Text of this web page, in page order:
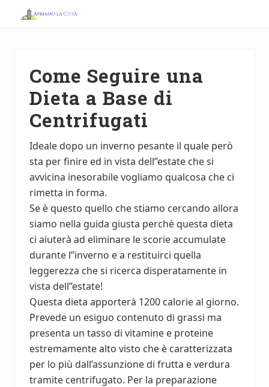
Come Seguire una
Dieta a Base di
Centrifugati
Ideale dopo un inverno pesante il quale però
sta per finire ed in vista dell”estate che si
avvicina inesorabile vogliamo qualcosa che ci
rimetta in forma.
Se è questo quello che stiamo cercando allora
siamo nella guida giusta perchè questa dieta
ci aiuterà ad eliminare le scorie accumulate
durante l”inverno e a restituirci quella
leggerezza che si ricerca disperatamente in
vista dell”estate!
Questa dieta apporterà 1200 calorie al giorno.
Prevede un esiguo contenuto di grassi ma
presenta un tasso di vitamine e proteine
estremamente alto visto che è caratterizzata
per lo più dall’assunzione di frutta e verdura
tramite centrifugato. Per la preparazione